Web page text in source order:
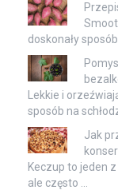
doskonały sposób
Lekkie i
sposób na
Jak
Keczup to jeden
ale często …